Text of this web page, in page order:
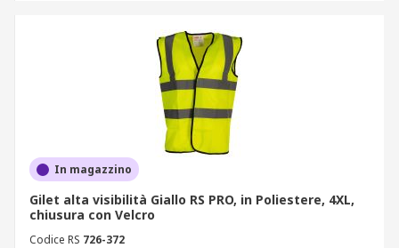
In magazzino
Gilet alta visibilità Giallo RS PRO, in Poliestere, 4XL,
chiusura con Velcro
Codice RS 726-372